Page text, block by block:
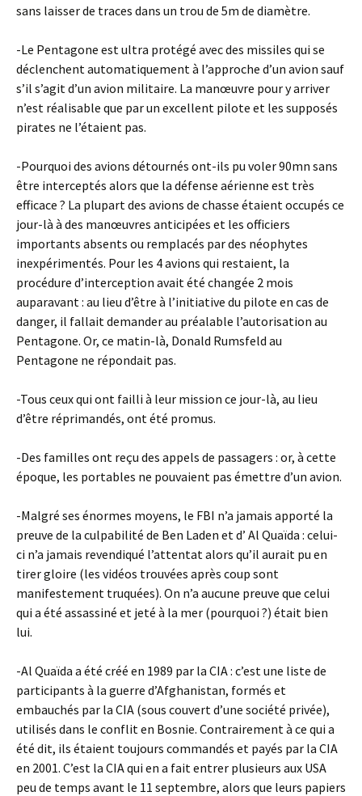
sans laisser de traces dans un trou de 5m de diamètre.
-Le Pentagone est ultra protégé avec des missiles qui se
déclenchent automatiquement à l’approche d’un avion sauf
s’il s’agit d’un avion militaire. La manœuvre pour y arriver
n’est réalisable que par un excellent pilote et les supposés
pirates ne l’étaient pas.
-Pourquoi des avions détournés ont-ils pu voler 90mn sans
être interceptés alors que la défense aérienne est très
efficace ? La plupart des avions de chasse étaient occupés ce
jour-là à des manœuvres anticipées et les officiers
importants absents ou remplacés par des néophytes
inexpérimentés. Pour les 4 avions qui restaient, la
procédure d’interception avait été changée 2 mois
auparavant : au lieu d’être à l’initiative du pilote en cas de
danger, il fallait demander au préalable l’autorisation au
Pentagone. Or, ce matin-là, Donald Rumsfeld au
Pentagone ne répondait pas.
-Tous ceux qui ont failli à leur mission ce jour-là, au lieu
d’être réprimandés, ont été promus.
-Des familles ont reçu des appels de passagers : or, à cette
époque, les portables ne pouvaient pas émettre d’un avion.
-Malgré ses énormes moyens, le FBI n’a jamais apporté la
preuve de la culpabilité de Ben Laden et d’ Al Quaïda : celui-
ci n’a jamais revendiqué l’attentat alors qu’il aurait pu en
tirer gloire (les vidéos trouvées après coup sont
manifestement truquées). On n’a aucune preuve que celui
qui a été assassiné et jeté à la mer (pourquoi ?) était bien
lui.
-Al Quaïda a été créé en 1989 par la CIA : c’est une liste de
participants à la guerre d’Afghanistan, formés et
embauchés par la CIA (sous couvert d’une société privée),
utilisés dans le conflit en Bosnie. Contrairement à ce qui a
été dit, ils étaient toujours commandés et payés par la CIA
en 2001. C’est la CIA qui en a fait entrer plusieurs aux USA
peu de temps avant le 11 septembre, alors que leurs papiers